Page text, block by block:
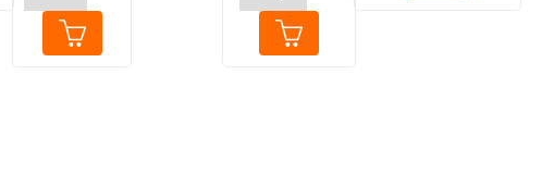
для кошек и
котят от 6
месяцев с
здоровья кожи
и шерсти